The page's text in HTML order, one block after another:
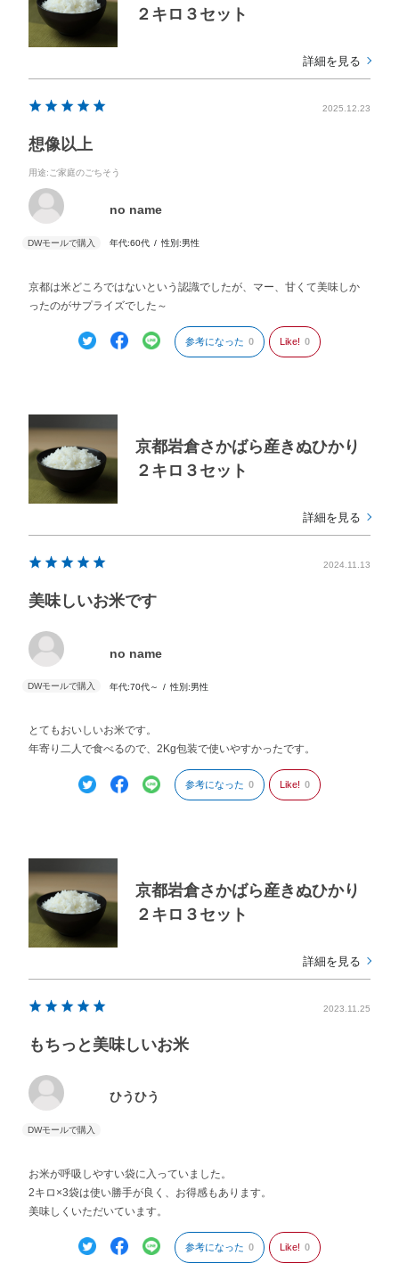
２キロ３セット
詳細を見る
2025.12.23
想像以上
用途:ご家庭のごちそう
no name
年代:60代 性別:男性
京都は米どころではないという認識でしたが、マー、甘くて美味しか
ったのがサプライズでした～
参考になった 0 Like! 0
京都岩倉さかばら産きぬひかり
２キロ３セット
詳細を見る
2024.11.13
美味しいお米です
no name
年代:70代～ 性別:男性
とてもおいしいお米です。
年寄り二人で食べるので、2Kg包装で使いやすかったです。
参考になった 0 Like! 0
京都岩倉さかばら産きぬひかり
２キロ３セット
詳細を見る
2023.11.25
もちっと美味しいお米
ひうひう
お米が呼吸しやすい袋に入っていました。
2キロ×3袋は使い勝手が良く、お得感もあります。
美味しくいただいています。
参考になった 0 Like! 0